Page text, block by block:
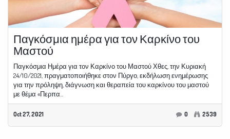
Παγκόσμια ημέρα για τον Καρκίνο του
Μαστού
Παγκόσμια Ημέρα για τον Καρκίνο του Μαστού Χθες, την Κυριακή
24/10/2021, πραγματοποιήθηκε στον Πύργο, εκδήλωση ενημέρωσης
για την πρόληψη, διάγνωση και θεραπεία του καρκίνου του μαστού
με θέμα «Περπα...
Oct 27, 2021 0 2539